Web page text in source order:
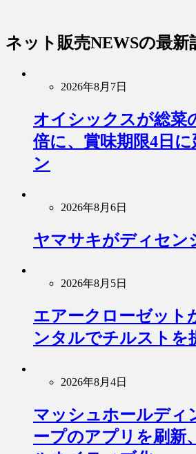
ネット販売NEWSの最新
2026年8月7日
オイシックスが総菜
倍に、賞味期限4日
ン
2026年8月6日
ヤマサキがディセン
2026年8月5日
エアークローゼット
ンタルでチルストを
2026年8月4日
マッシュホールディ
ープのアプリを刷新